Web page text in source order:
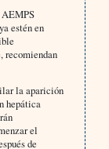
estén en
recomiendan
la aparición
hepática
el
de